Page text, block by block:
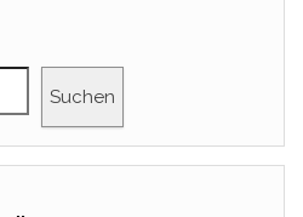
Suchen